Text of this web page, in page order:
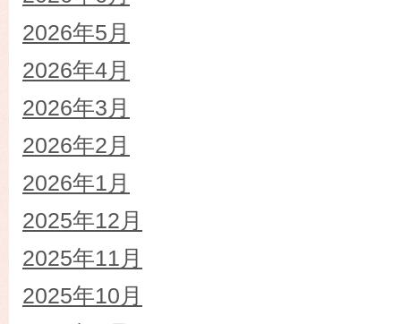
2026年5月
2026年4月
2026年3月
2026年2月
2026年1月
2025年12月
2025年11月
2025年10月